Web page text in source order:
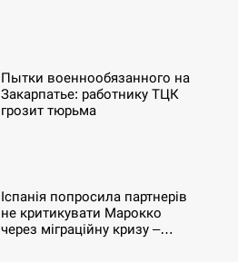
Пытки военнообязанного на
Закарпатье: работнику ТЦК
грозит тюрьма
Іспанія попросила партнерів
не критикувати Марокко
через міграційну кризу –…